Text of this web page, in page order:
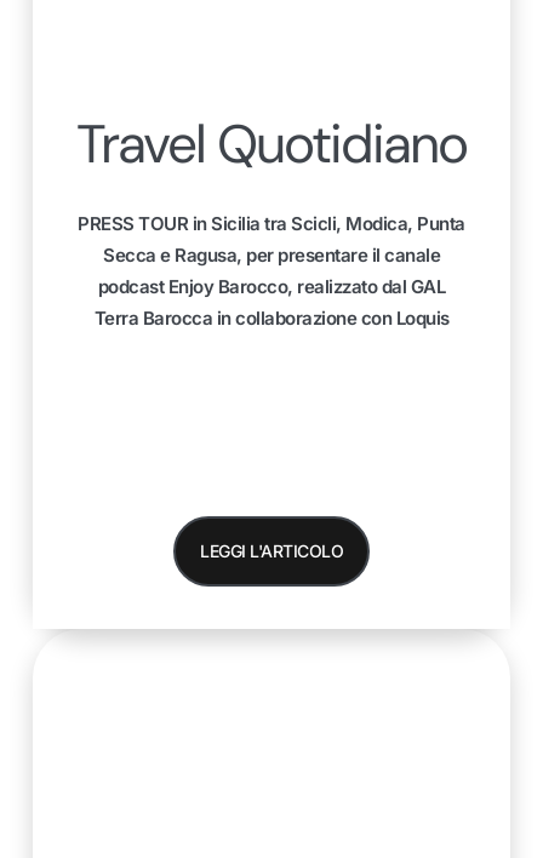
Travel Quotidiano
PRESS TOUR in Sicilia tra Scicli, Modica, Punta
Secca e Ragusa, per presentare il canale
podcast Enjoy Barocco, realizzato dal GAL
Terra Barocca in collaborazione con Loquis
LEGGI L'ARTICOLO